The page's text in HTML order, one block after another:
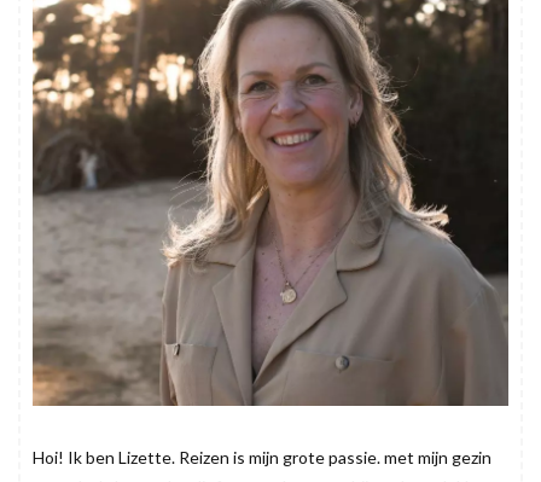
Hoi! Ik ben Lizette. Reizen is mijn grote passie. met mijn gezin